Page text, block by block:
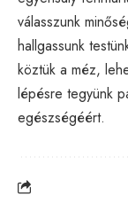
válasszunk
hallgassunk
köztük a méz,
lépésre tegyünk
egészségéért.